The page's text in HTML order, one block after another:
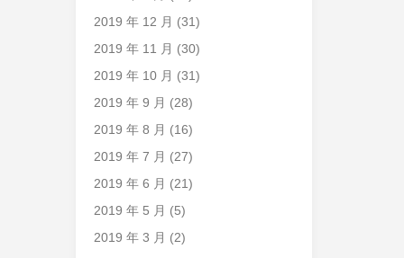
2019 年 12 月 (31)
2019 年 11 月 (30)
2019 年 10 月 (31)
2019 年 9 月 (28)
2019 年 8 月 (16)
2019 年 7 月 (27)
2019 年 6 月 (21)
2019 年 5 月 (5)
2019 年 3 月 (2)